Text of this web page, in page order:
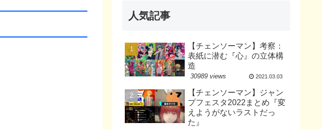
人気記事
【チェンソーマン】考察：
表紙に潜む『心』の立体構
造
30989 views 2021.03.03
【チェンソーマン】ジャン
プフェスタ2022まとめ『変
えようがないラストだっ
た』